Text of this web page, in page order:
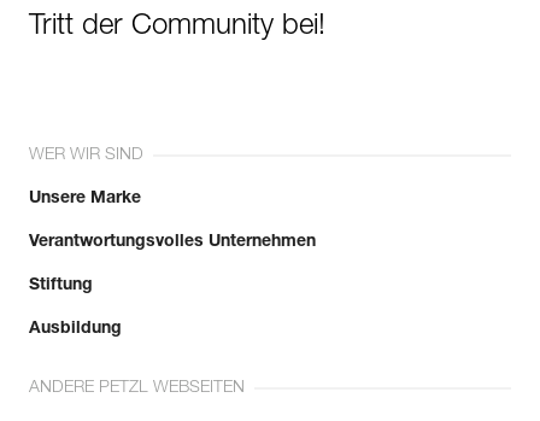
Tritt der Community bei!
WER WIR SIND
Unsere Marke
Verantwortungsvolles Unternehmen
Stiftung
Ausbildung
ANDERE PETZL WEBSEITEN